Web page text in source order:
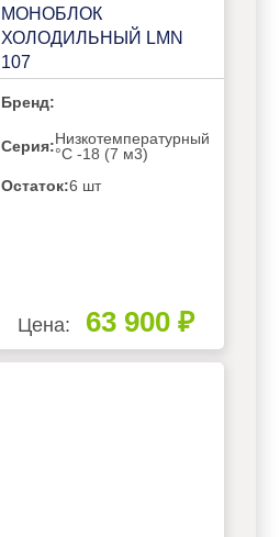
МОНОБЛОК
ХОЛОДИЛЬНЫЙ LMN
107
Бренд:
Серия:Низкотемпературный
°C -18 (7 м3)
Остаток:6 шт
Цена: 63 900 ₽